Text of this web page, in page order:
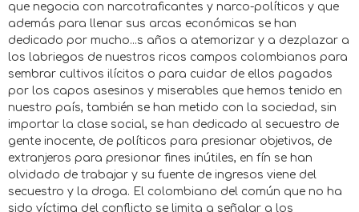
que negocia con narcotraficantes y narco-políticos y que
además para llenar sus arcas económicas se han
dedicado por mucho...s años a atemorizar y a dezplazar a
los labriegos de nuestros ricos campos colombianos para
sembrar cultivos ilícitos o para cuidar de ellos pagados
por los capos asesinos y miserables que hemos tenido en
nuestro país, también se han metido con la sociedad, sin
importar la clase social, se han dedicado al secuestro de
gente inocente, de políticos para presionar objetivos, de
extranjeros para presionar fines inútiles, en fín se han
olvidado de trabajar y su fuente de ingresos viene del
secuestro y la droga. El colombiano del común que no ha
sido víctima del conflicto se limita a señalar a los